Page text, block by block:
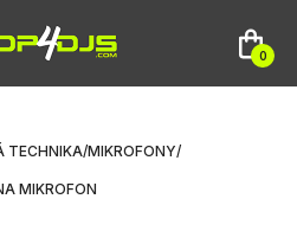
0
TECHNIKA/MIKROFONY/
MIKROFON